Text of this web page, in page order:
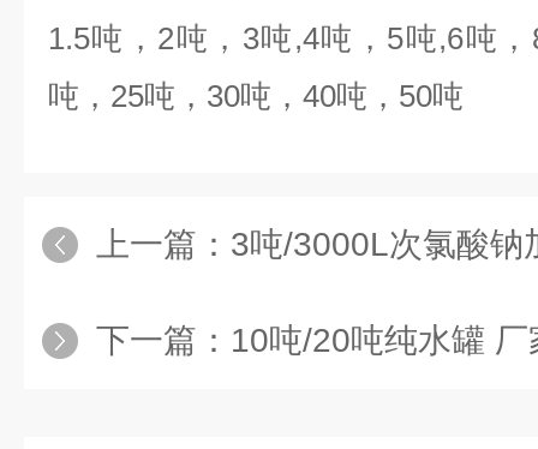
1.5吨， 2吨， 3吨,4吨， 5吨,6吨，
吨， 25吨， 30吨， 40吨， 50吨
上一篇： 3吨/3000L次氯酸钠加药
下一篇： 10吨/20吨纯水罐